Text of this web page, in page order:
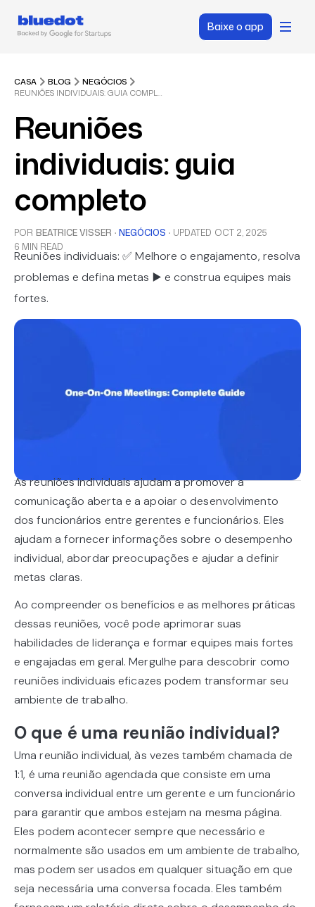
Baixe o app
CASA BLOG
NEGÓCIOS
REUNIÕES INDIVIDUAIS: GUIA COMPLETO
Reuniões
individuais: guia
completo
POR BEATRICE VISSER · NEGÓCIOS · UPDATED OCT 2, 2025
6 MIN READ
Reuniões individuais: ✅ Melhore o engajamento, resolva
problemas e defina metas ▶️ e construa equipes mais
fortes.
As reuniões individuais ajudam a promover a
comunicação aberta e a apoiar o desenvolvimento
dos funcionários entre gerentes e funcionários. Eles
ajudam a fornecer informações sobre o desempenho
individual, abordar preocupações e ajudar a definir
metas claras.
Ao compreender os benefícios e as melhores práticas
dessas reuniões, você pode aprimorar suas
habilidades de liderança e formar equipes mais fortes
e engajadas em geral. Mergulhe para descobrir como
reuniões individuais eficazes podem transformar seu
ambiente de trabalho.
O que é uma reunião individual?
Uma reunião individual, às vezes também chamada de
1:1, é uma reunião agendada que consiste em uma
conversa individual entre um gerente e um funcionário
para garantir que ambos estejam na mesma página.
Eles podem acontecer sempre que necessário e
normalmente são usados em um ambiente de trabalho,
mas podem ser usados em qualquer situação em que
seja necessária uma conversa focada. Eles também